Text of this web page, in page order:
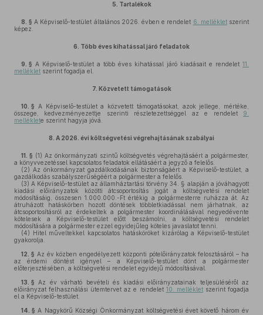
5. Tartalékok
8. § A Képviselő-testület általános 2026. évben e rendelet 6. mellékletszerint
képez.
6. Több éves kihatással járó feladatok
9. § A Képviselő-testület a több éves kihatással járó kiadásait e rendelet 11.
melléklet szerint fogadja el.
7. Közvetett támogatások
10. § A Képviselő-testület a közvetett támogatásokat, azok jellege, mértéke,
összege, kedvezményezettje szerinti részletezettséggel az e rendelet 9.
melléklete szerint hagyja jóvá.
8. A 2026. évi költségvetési végrehajtásának szabályai
11. § (1) Az önkormányzati szintű költségvetés végrehajtásáért a polgármester,
a könyvvezetéssel kapcsolatos feladatok ellátásáért a jegyző a felelős.
(2) Az önkormányzat gazdálkodásának biztonságáért a Képviselő-testület, a
gazdálkodás szabályszerűségéért a polgármester a felelős.
(3) A Képviselő-testület az államháztartási törvény 34. § alapján a jóváhagyott
kiadási előirányzatok közötti átcsoportosítás jogát a költségvetési rendelet
módosításáig, összesen 1.000.000.-Ft értékig a polgármesterre ruházza át. Az
átruházott hatáskörben hozott döntések többletkiadással nem járhatnak, az
átcsoportosításról az érdekeltek a polgármester koordinálásával negyedévente
kötelesek a Képviselő-testület előtt beszámolni, a költségvetési rendelet
módosítására a polgármester ezzel egyidejűleg köteles javaslatot tenni.
(4) Hitel műveltekkel kapcsolatos hatásköröket kizárólag a Képviselő-testület
gyakorolja.
12. § Az év közben engedélyezett központi pótelőirányzatok felosztásáról – ha
az érdemi döntést igényel – a Képviselő-testület dönt a polgármester
előterjesztésében, a költségvetési rendelet egyidejű módosításával.
13. § Az év várható bevételi és kiadási előirányzatainak teljesüléséről az
előirányzat felhasználási ütemtervet az e rendelet 10. mellékletszerint fogadja
el a Képviselő-testület.
14. § A Nagykörű Községi Önkormányzat költségvetési évet követő három év